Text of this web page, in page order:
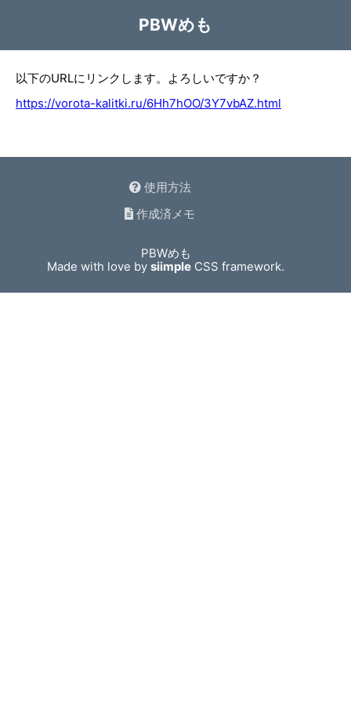
PBWめも
以下のURLにリンクします。よろしいですか？
https://vorota-kalitki.ru/6Hh7hOO/3Y7vbAZ.html
使用方法
作成済メモ
PBWめも
Made with love bysiimple CSS framework.